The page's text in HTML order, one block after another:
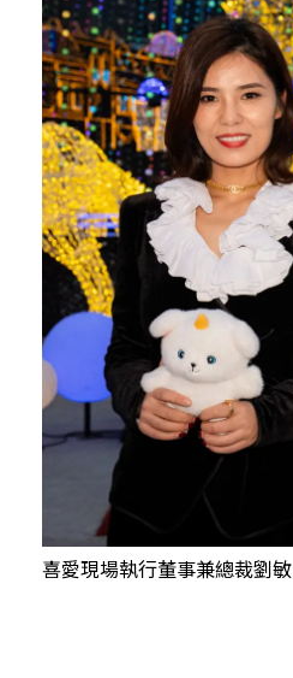
喜愛現場執行董事兼總裁劉敏